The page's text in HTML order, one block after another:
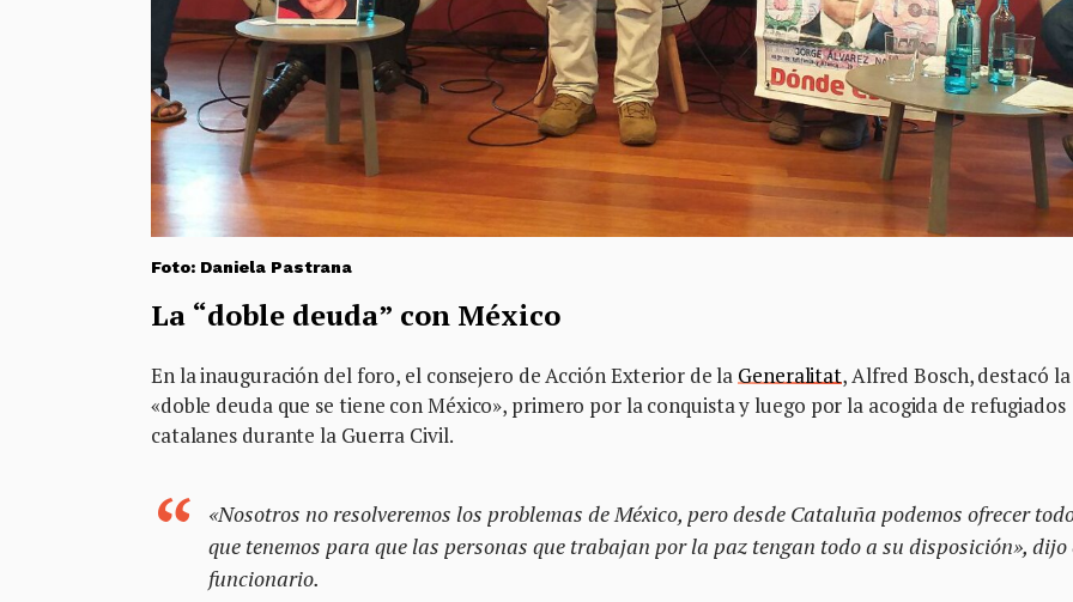
Foto: Daniela Pastrana
La “doble deuda” con México
En la inauguración del foro, el consejero de Acción Exterior de laGeneralitat, Alfred Bosch, destacó la
«doble deuda que se tiene con México», primero por la conquista y luego por la acogida de refugiados
catalanes durante la Guerra Civil.
«Nosotros no resolveremos los problemas de México, pero desde Cataluña podemos ofrecer
que tenemos para que las personas que trabajan por la paz tengan todo a su disposición», dijo
funcionario.